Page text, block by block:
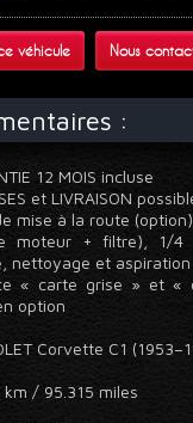
véhicule Nous
:
12 MOIS incluse
et LIVRAISON
mise à la route
moteur + filtre), 1/4
nettoyage et aspiration
« carte grise » et «
option
Corvette C1
km / 95.315 miles